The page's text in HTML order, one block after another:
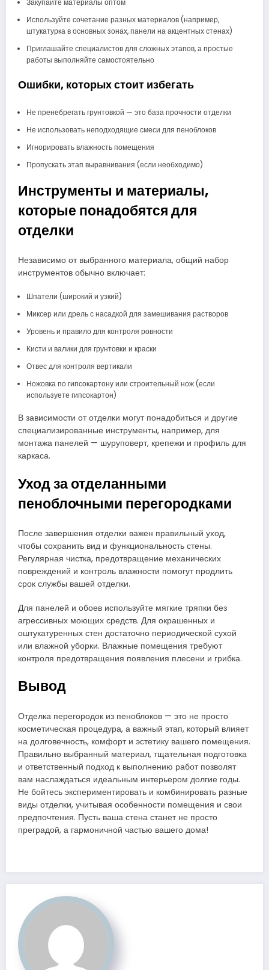
Закупайте материалы оптом
Используйте сочетание разных материалов (например,
штукатурка в основных зонах, панели на акцентных стенах)
Приглашайте специалистов для сложных этапов, а простые
работы выполняйте самостоятельно
Ошибки, которых стоит избегать
Не пренебрегать грунтовкой — это база прочности отделки
Не использовать неподходящие смеси для пеноблоков
Игнорировать влажность помещения
Пропускать этап выравнивания (если необходимо)
Инструменты и материалы,
которые понадобятся для
отделки
Независимо от выбранного материала, общий набор
инструментов обычно включает:
Шпатели (широкий и узкий)
Миксер или дрель с насадкой для замешивания растворов
Уровень и правило для контроля ровности
Кисти и валики для грунтовки и краски
Отвес для контроля вертикали
Ножовка по гипсокартону или строительный нож (если
используете гипсокартон)
В зависимости от отделки могут понадобиться и другие
специализированные инструменты, например, для
монтажа панелей — шуруповерт, крепежи и профиль для
каркаса.
Уход за отделанными
пеноблочными перегородками
После завершения отделки важен правильный уход,
чтобы сохранить вид и функциональность стены.
Регулярная чистка, предотвращение механических
повреждений и контроль влажности помогут продлить
срок службы вашей отделки.
Для панелей и обоев используйте мягкие тряпки без
агрессивных моющих средств. Для окрашенных и
оштукатуренных стен достаточно периодической сухой
или влажной уборки. Влажные помещения требуют
контроля предотвращения появления плесени и грибка.
Вывод
Отделка перегородок из пеноблоков — это не просто
косметическая процедура, а важный этап, который влияет
на долговечность, комфорт и эстетику вашего помещения.
Правильно выбранный материал, тщательная подготовка
и ответственный подход к выполнению работ позволят
вам наслаждаться идеальным интерьером долгие годы.
Не бойтесь экспериментировать и комбинировать разные
виды отделки, учитывая особенности помещения и свои
предпочтения. Пусть ваша стена станет не просто
преградой, а гармоничной частью вашего дома!